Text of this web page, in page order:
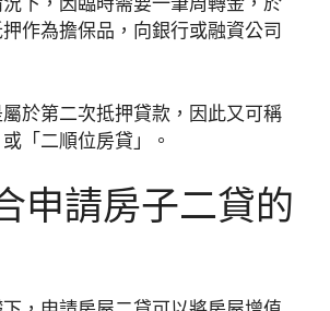
作為擔保品，向銀行或融資公司
於第二次抵押貸款，因此又可稱
「二順位房貸」。
申請房子二貸的